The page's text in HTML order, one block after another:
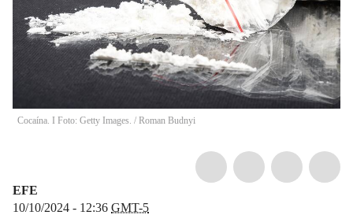
Cocaína. I Foto: Getty Images. / Roman Budnyi
EFE
10/10/2024 - 12:36 GMT-5